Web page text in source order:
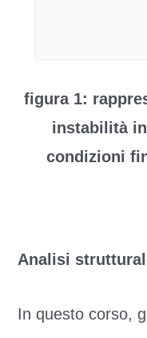
figura 1:
instabilità
condizioni
Analisi
In questo corso,